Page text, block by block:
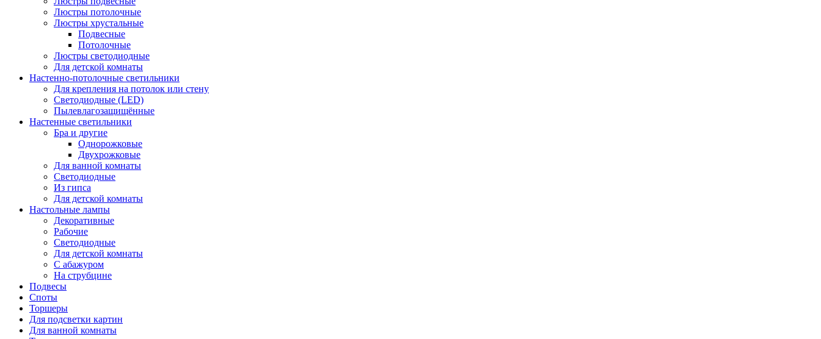
Люстры потолочные
Люстры хрустальные
Подвесные
Потолочные
Люстры светодиодные
Для детской комнаты
Настенно-потолочные светильники
Для крепления на потолок или стену
Светодиодные (LED)
Пылевлагозащищённые
Настенные светильники
Бра и другие
Однорожковые
Двухрожковые
Для ванной комнаты
Светодиодные
Из гипса
Для детской комнаты
Настольные лампы
Декоративные
Рабочие
Светодиодные
Для детской комнаты
С абажуром
На струбцине
Подвесы
Споты
Торшеры
Для подсветки картин
Для ванной комнаты